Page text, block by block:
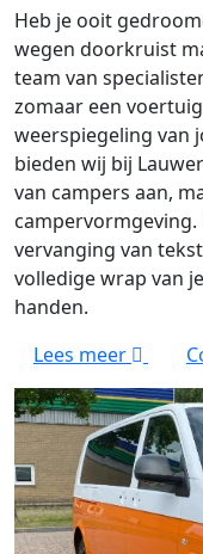
Heb je ooit
wegen doorkruist
team van
zomaar een
weerspiegeling van
bieden wij bij
van campers aan,
vervanging van
volledige wrap van
handen.
Lees meer